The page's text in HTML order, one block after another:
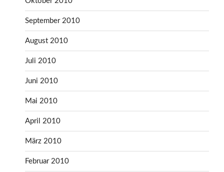
September 2010
August 2010
Juli 2010
Juni 2010
Mai 2010
April 2010
März 2010
Februar 2010